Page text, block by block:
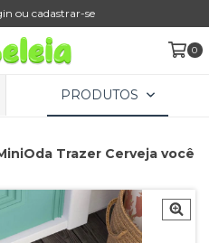
ou cadastrar-se
0
PRODUTOS
Trazer Cerveja você